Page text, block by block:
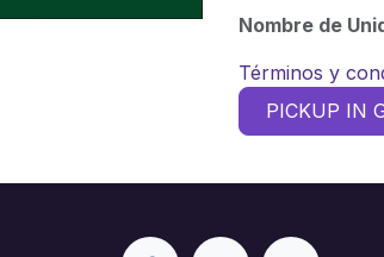
Nombre de
Términos y
PICKUP IN